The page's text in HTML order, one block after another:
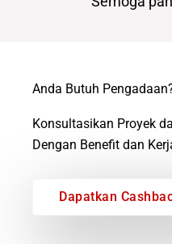
Anda Butuh
Konsultasikan Proyek
Dengan Benefit dan
Dapatkan